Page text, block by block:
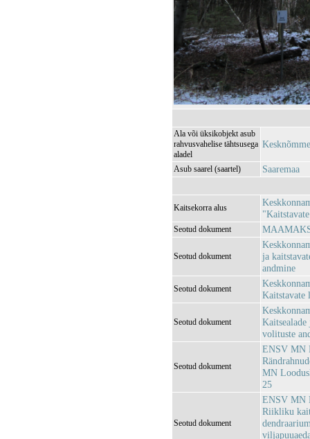
Ala või üksikobjekt asub
rahvusvahelise tähtsusega
aladel
Asub saarel (saartel) Saaremaa
Kaitsekorra alus
Seotud dokument
Seotud dokument
ja
andmine
Seotud dokument
Kaitstavate
Seotud dokument
volituste
Seotud dokument
ENSV MN
MN
25
Seotud dokument
ENSV MN
Riikliku